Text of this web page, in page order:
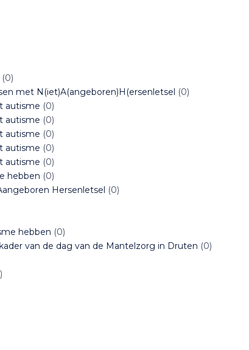
(0)
met N(iet)A(angeboren)H(ersenletsel (0)
autisme (0)
autisme (0)
autisme (0)
autisme (0)
autisme (0)
hebben (0)
Hersenletsel (0)
hebben (0)
van de dag van de Mantelzorg in Druten (0)